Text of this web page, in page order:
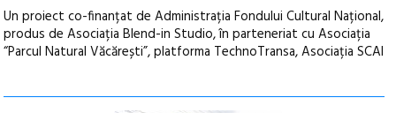
Un proiect co-finanțat de Administrația Fondului Cultural Național,
produs de Asociația Blend-in Studio, în parteneriat cu Asociația
“Parcul Natural Văcărești”, platforma TechnoTransa, Asociația SCAI